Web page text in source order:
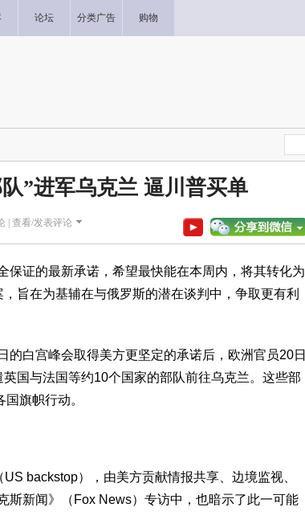
论坛 分类广告 购物
”进军乌克兰 逼川普买单
| 查看/发表评论
保证的最新承诺，希望最快能在本周内，将其转化为
旨在为基辅在与俄罗斯的潜在谈判中，争取更有利
白宫峰会取得美方更坚定的承诺后，欧洲官员20日
国与法国等约10个国家的部队前往乌克兰。这些部
旗帜行动。
backstop），由美方贡献情报共享、边境监视、
斯新闻》（Fox News）专访中，也暗示了此一可能